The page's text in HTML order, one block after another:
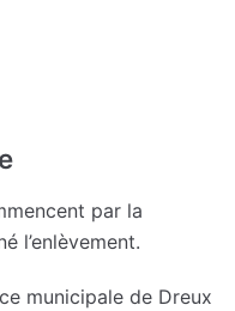
par la
l’enlèvement.
municipale de Dreux